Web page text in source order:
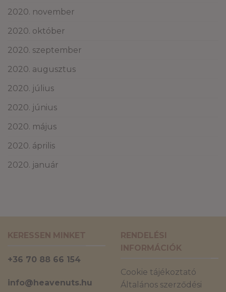
2020. november
2020. október
2020. szeptember
2020. augusztus
2020. július
2020. június
2020. május
2020. április
2020. január
KERESSEN MINKET
+36 70 88 66 154
info@heavenuts.hu
RENDELÉSI
INFORMÁCIÓK
Cookie tájékoztató
Általános szerződési